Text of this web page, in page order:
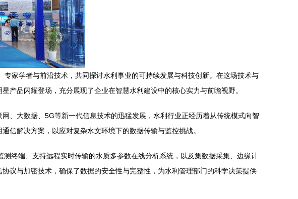
家学者与前沿技术，共同探讨水利事业的可持续发展与科技创新。在这场技术与
产品闪耀登场，充分展现了企业在智慧水利建设中的核心实力与前瞻视野。
、大数据、5G等新一代信息技术的迅猛发展，水利行业正经历着从传统模式向智
信解决方案，以应对复杂水文环境下的数据传输与监控挑战。
终端、支持远程实时传输的水质多参数在线分析系统，以及集数据采集、边缘计
议与加密技术，确保了数据的安全性与完整性，为水利管理部门的科学决策提供